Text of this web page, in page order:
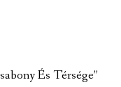
És Térsége”